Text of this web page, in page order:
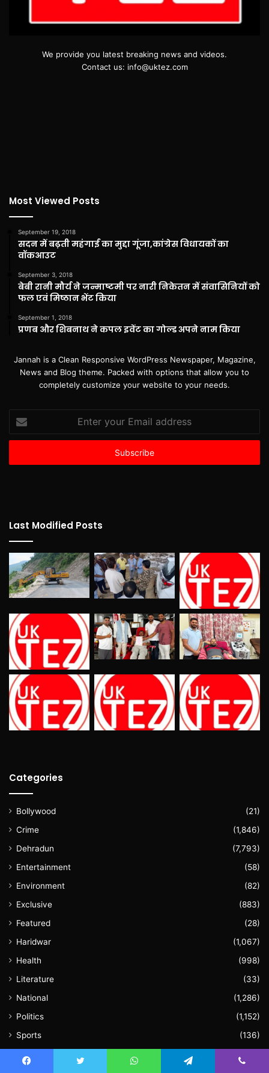
We provide you latest breaking news and videos.
Contact us: info@uktez.com
Most Viewed Posts
September 19, 2018
सदन में बढ़ती महंगाई का मुद्दा गूंजा,कांग्रेस विधायकों का
वॉकआउट
September 3, 2018
बेबी रानी मौर्य ने जन्माष्टमी पर नारी निकेतन में संवासिनियों को
फल एवं मिष्ठान भेंट किया
September 1, 2018
प्रणब और शिबनाथ ने कपल इवेंट का गोल्ड अपने नाम किया
Jannah is a Clean Responsive WordPress Newspaper, Magazine,
News and Blog theme. Packed with options that allow you to
completely customize your website to your needs.
your
Email
Last Modified Posts
Categories
Bollywood
(21)
Crime
(1,846)
Dehradun
(7,793)
Entertainment
(58)
Environment
(82)
Exclusive
(883)
Featured
(28)
Haridwar
(1,067)
Health
(998)
Literature
(33)
National
(1,286)
Politics
(1,152)
Sports
(136)